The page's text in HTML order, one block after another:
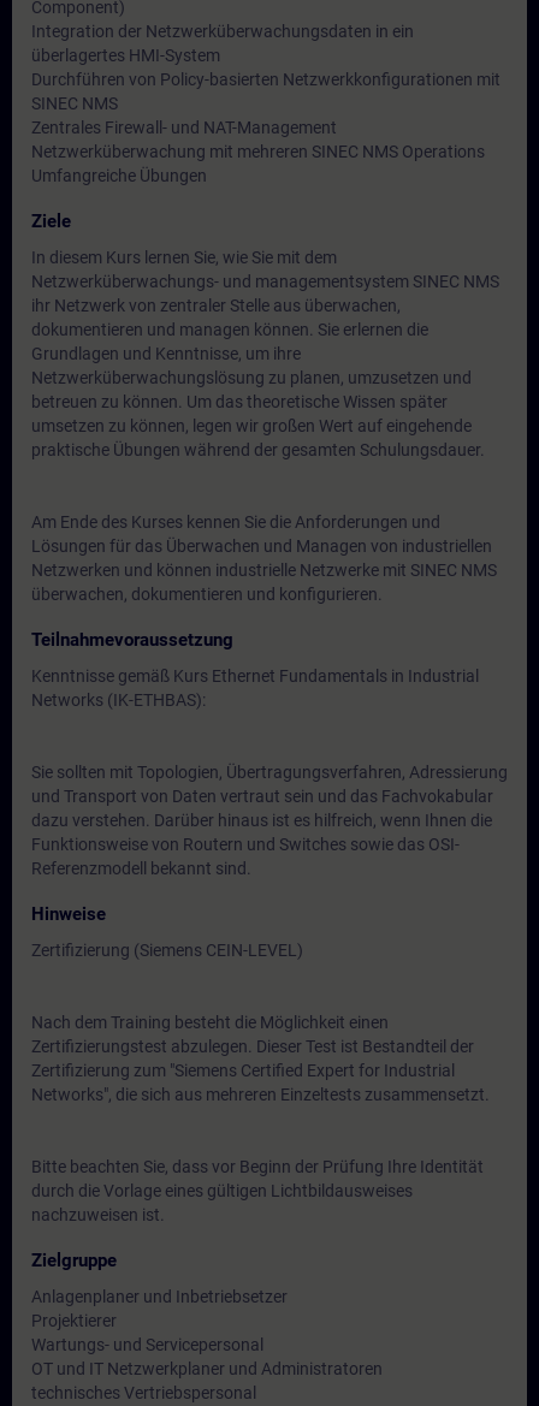
Component)
Integration der Netzwerküberwachungsdaten in ein
überlagertes HMI-System
Durchführen von Policy-basierten Netzwerkkonfigurationen mit
SINEC NMS
Zentrales Firewall- und NAT-Management
Netzwerküberwachung mit mehreren SINEC NMS Operations
Umfangreiche Übungen
Ziele
In diesem Kurs lernen Sie, wie Sie mit dem
Netzwerküberwachungs- und managementsystem SINEC NMS
ihr Netzwerk von zentraler Stelle aus überwachen,
dokumentieren und managen können. Sie erlernen die
Grundlagen und Kenntnisse, um ihre
Netzwerküberwachungslösung zu planen, umzusetzen und
betreuen zu können. Um das theoretische Wissen später
umsetzen zu können, legen wir großen Wert auf eingehende
praktische Übungen während der gesamten Schulungsdauer.
Am Ende des Kurses kennen Sie die Anforderungen und
Lösungen für das Überwachen und Managen von industriellen
Netzwerken und können industrielle Netzwerke mit SINEC NMS
überwachen, dokumentieren und konfigurieren.
Teilnahmevoraussetzung
Kenntnisse gemäß Kurs Ethernet Fundamentals in Industrial
Networks (IK-ETHBAS):
Sie sollten mit Topologien, Übertragungsverfahren, Adressierung
und Transport von Daten vertraut sein und das Fachvokabular
dazu verstehen. Darüber hinaus ist es hilfreich, wenn Ihnen die
Funktionsweise von Routern und Switches sowie das OSI-
Referenzmodell bekannt sind.
Hinweise
Zertifizierung (Siemens CEIN-LEVEL)
Nach dem Training besteht die Möglichkeit einen
Zertifizierungstest abzulegen. Dieser Test ist Bestandteil der
Zertifizierung zum "Siemens Certified Expert for Industrial
Networks", die sich aus mehreren Einzeltests zusammensetzt.
Bitte beachten Sie, dass vor Beginn der Prüfung Ihre Identität
durch die Vorlage eines gültigen Lichtbildausweises
nachzuweisen ist.
Zielgruppe
Anlagenplaner und Inbetriebsetzer
Projektierer
Wartungs- und Servicepersonal
OT und IT Netzwerkplaner und Administratoren
technisches Vertriebspersonal